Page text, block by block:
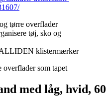
tørre overflader
tøj, sko og
klistermærker
som tapet
med låg, hvid, 60